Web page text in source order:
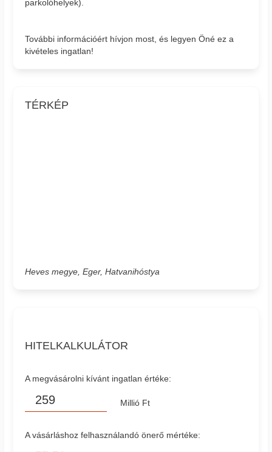
parkolóhelyek).
További információért hívjon most, és legyen Öné ez a
kivételes ingatlan!
TÉRKÉP
Heves megye, Eger, Hatvanihóstya
HITELKALKULÁTOR
A megvásárolni kívánt ingatlan értéke:
Millió Ft
A vásárláshoz felhasználandó önerő mértéke: